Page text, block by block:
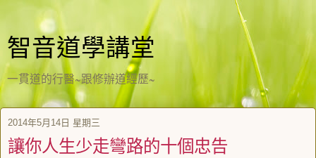
智音道學講堂
一貫道的行醫~跟修辦道經歷~
2014年5月14日 星期三
讓你人生少走彎路的十個忠告